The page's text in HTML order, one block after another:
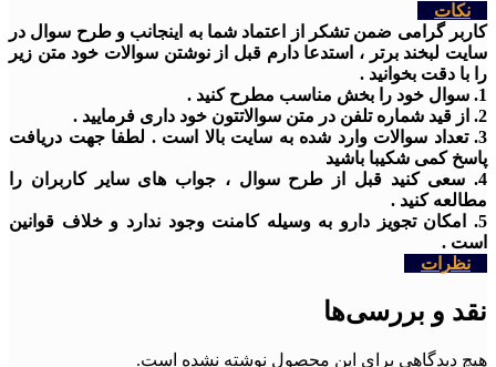
نکات
کاربر گرامی ضمن تشکر از اعتماد شما به اینجانب و طرح سوال در
سایت لبخند برتر ، استدعا دارم قبل از نوشتن سوالات خود متن زیر
را با دقت بخوانید .
1. سوال خود را بخش مناسب مطرح کنید .
2. از قید شماره تلفن در متن سوالاتتون خود داری فرمایید .
3. تعداد سوالات وارد شده به سایت بالا است . لطفا جهت دریافت
پاسخ کمی شکیبا باشید
4. سعی کنید قبل از طرح سوال ، جواب های سایر کاربران را
مطالعه کنید .
5. امکان تجویز دارو به وسیله کامنت وجود ندارد و خلاف قوانین
است .
نظرات
نقد و بررسی‌ها
هیچ دیدگاهی برای این محصول نوشته نشده است.